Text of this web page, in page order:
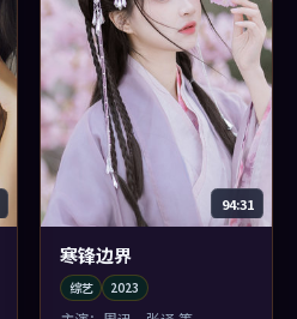
94:31
寒锋边界
综艺 2023